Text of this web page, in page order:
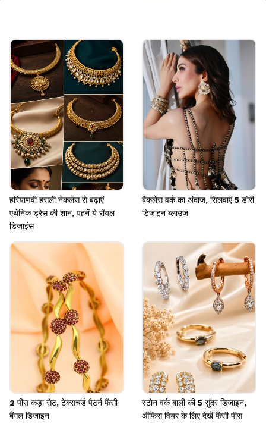
फैंसी लुक चाहिए, तो निऑन कलर की बैंगल संग हाथ सजाएं। ऐसी
बैंगल में मैटल मैटीरियल चुनें।
Image credits: instagram
हरियाणवी हसली नेकलेस से बढ़ाएं
एथेनिक ड्रेस की शान, पहनें ये रॉयल
डिजाइंस
बैकलेस वर्क का अंदाज, सिलवाएं 5 डोरी
डिजाइन ब्लाउज
2 पीस कड़ा सेट, टेक्सचर्ड पैटर्न फैंसी
बैंगल डिजाइन
स्टोन वर्क बाली की 5 सुंदर डिजाइन,
ऑफिस वियर के लिए देखें फैंसी पीस